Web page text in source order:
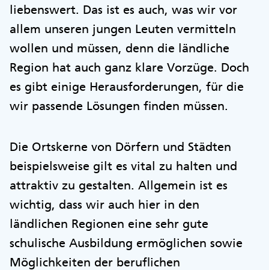
liebenswert. Das ist es auch, was wir vor
allem unseren jungen Leuten vermitteln
wollen und müssen, denn die ländliche
Region hat auch ganz klare Vorzüge. Doch
es gibt einige Herausforderungen, für die
wir passende Lösungen finden müssen.
Die Ortskerne von Dörfern und Städten
beispielsweise gilt es vital zu halten und
attraktiv zu gestalten. Allgemein ist es
wichtig, dass wir auch hier in den
ländlichen Regionen eine sehr gute
schulische Ausbildung ermöglichen sowie
Möglichkeiten der beruflichen